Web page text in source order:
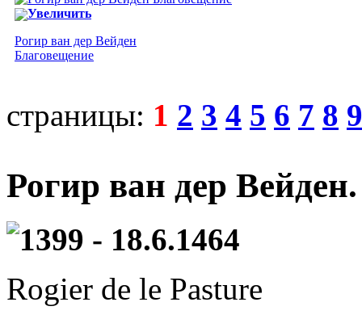
Увеличить
Рогир ван дер Вейден
Благовещение
страницы: 1 2 3 4 5 6 7 8 9
Рогир ван дер
1399 - 18.6.1464
Rogier de le Pasture